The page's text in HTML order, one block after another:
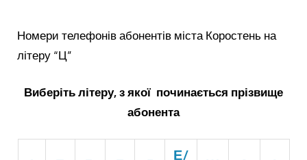
Номери телефонів абонентів міста Коростень на
літеру “Ц”
Виберіть літеру, з якої починається прізвище
абонента
Е/